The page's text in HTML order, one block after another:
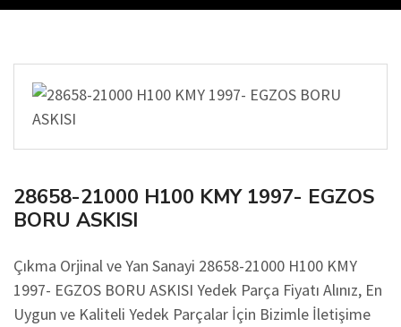
28658-21000 H100 KMY 1997- EGZOS
BORU ASKISI
Çıkma Orjinal ve Yan Sanayi 28658-21000 H100 KMY
1997- EGZOS BORU ASKISI Yedek Parça Fiyatı Alınız, En
Uygun ve Kaliteli Yedek Parçalar İçin Bizimle İletişime